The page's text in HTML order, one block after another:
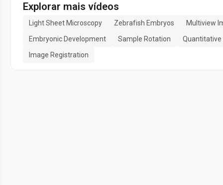
Explorar mais vídeos
Light Sheet Microscopy Zebrafish Embryos
Multiview
Embryonic Development
Sample Rotation
Quantitative
Image Registration